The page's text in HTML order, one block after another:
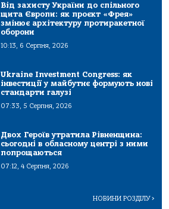
Від захисту України до спільного
щита Європи: як проєкт «Фрея»
змінює архітектуру протиракетної
оборони
10:13, 6 Серпня, 2026
Ukraine Investment Congress: як
інвестиції у майбутнє формують нові
стандарти галузі
07:33, 5 Серпня, 2026
Двох Героїв утратила Рівненщина:
сьогодні в обласному центрі з ними
попрощаються
07:12, 4 Серпня, 2026
НОВИНИ РОЗДІЛУ>